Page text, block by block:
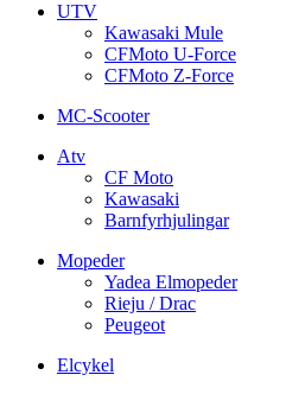
UTV
Kawasaki Mule
CFMoto U-Force
CFMoto Z-Force
MC-Scooter
Atv
CF Moto
Kawasaki
Barnfyrhjulingar
Mopeder
Yadea Elmopeder
Rieju / Drac
Peugeot
Elcykel